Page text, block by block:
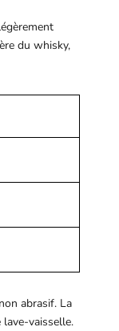
du whisky,
abrasif. La
vaisselle.